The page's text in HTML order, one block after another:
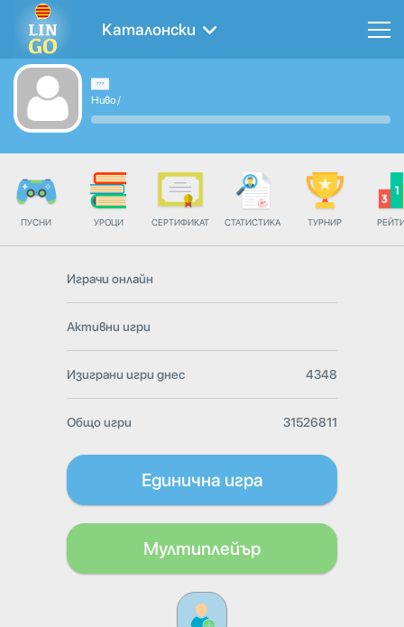
Каталонски
Ниво/
ПУСНИ УРОЦИ СЕРТИФИКАТ СТАТИСТИКА ТУРНИР
Играчи онлайн
Активни игри
Изиграни игри днес 4348
Общо игри 31526811
Единична игра
Мултиплейър